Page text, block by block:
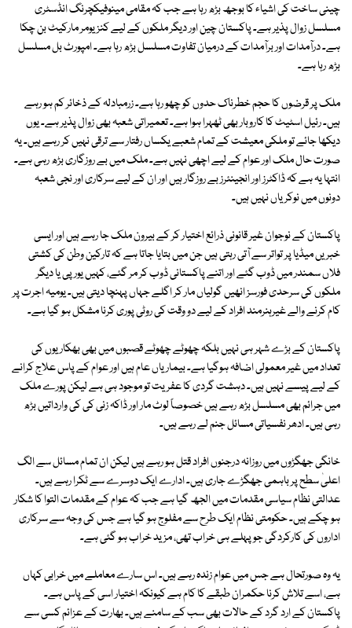
چینی ساخت کی اشیاء کا بوجھ بڑھ رہا ہے جب کہ مقامی مینوفیکچرنگ انڈسٹری
مسلسل زوال پذیر ہے۔ پاکستان چین اور دیگر ملکوں کے لیے کنزیومر مارکیٹ بن چکا
ہے۔ درآمدات اور برآمدات کے درمیان تفاوت مسلسل بڑھ رہا ہے۔ امپورٹ بل مسلسل
بڑھ رہا ہے۔
ملک پر قرضوں کا حجم خطرناک حدوں کو چھو رہا ہے۔ زرمبادلہ کے ذخائر کم ہو رہے
ہیں۔ رئیل اسٹیٹ کا کاروبار بھی ٹھہرا ہوا ہے۔ تعمیراتی شعبہ بھی زوال پذیر ہے۔ یوں
دیکھا جائے تو ملکی معیشت کے تمام شعبے یکساں رفتار سے ترقی نہیں کر رہے ہیں۔ یہ
صورت حال ملک اور عوام کے لیے اچھی نہیں ہے۔ ملک میں بے روزگاری بڑھ رہی ہے۔
انتہا یہ ہے کہ ڈاکٹرز اور انجینئرز بے روزگار ہیں اور ان کے لیے سرکاری اور نجی شعبہ
دونوں میں نوکریاں نہیں ہیں۔
پاکستان کے نوجوان غیر قانونی ذرائع اختیار کر کے بیرون ملک جا رہے ہیں اور ایسی
خبریں میڈیا پر تواتر سے آتی رہتی ہیں جن میں بتایا جاتا ہے کہ تارکین وطن کی کشتی
فلاں سمندر میں ڈوب گئے اور اتنے پاکستانی ڈوب کر مر گئے، کہیں یورپی یا دیگر
ملکوں کی سرحدی فورسز انھیں گولیاں مار کر اگلے جہاں پہنچا دیتی ہیں۔ یومیہ اجرت پر
کام کرنے والے غیرہنرمند افراد کے لیے دو وقت کی روٹی پوری کرنا مشکل ہو گیا ہے۔
پاکستان کے بڑے شہر ہی نہیں بلکہ چھوٹے چھوٹے قصبوں میں بھی بھکاریوں کی
تعداد میں غیر معمولی اضافہ ہوگیا ہے۔ بیماریاں عام ہیں اور عوام کے پاس علاج کرانے
کے لیے پیسے نہیں ہیں۔ دہشت گردی کا عفریت تو موجود ہی ہے لیکن پورے ملک
میں جرائم بھی مسلسل بڑھ رہے ہیں خصوصاً لوٹ مار اور ڈاکہ زنی کی کی وارداتیں بڑھ
رہی ہیں۔ ادھر نفسیاتی مسائل جنم لے رہے ہیں۔
خانگی جھگڑوں میں روزانہ درجنوں افراد قتل ہو رہے ہیں لیکن ان تمام مسائل سے الگ
اعلیٰ سطح پر باہمی جھگڑے جاری ہیں۔ ادارے ایک دوسرے سے ٹکرا رہے ہیں۔
عدالتی نظام سیاسی مقدمات میں الجھ گیا ہے جب کہ عوام کے مقدمات التوا کا شکار
ہو چکے ہیں۔ حکومتی نظام ایک طرح سے مفلوج ہو گیا ہے جس کی وجہ سے سرکاری
اداروں کی کارکردگی جو پہلے ہی خراب تھی، مزید خراب ہو گئی ہے۔
یہ وہ صورتحال ہے جس میں عوام زندہ رہے ہیں۔ اس سارے معاملے میں خرابی کہاں
ہے، اسے تلاش کرنا حکمران طبقے کا کام ہے کیونکہ اختیار اسی کے پاس ہے۔
پاکستان کے ارد گرد کے حالات بھی سب کے سامنے ہیں۔ بھارت کے عزائم کسی سے